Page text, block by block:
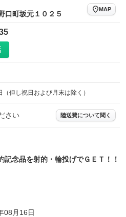
口町坂元１０２５
MAP
但し祝日および月末は除く）
さい 陸送費について聞く
記念品を射的・輪投げでＧＥＴ！！
08月16日